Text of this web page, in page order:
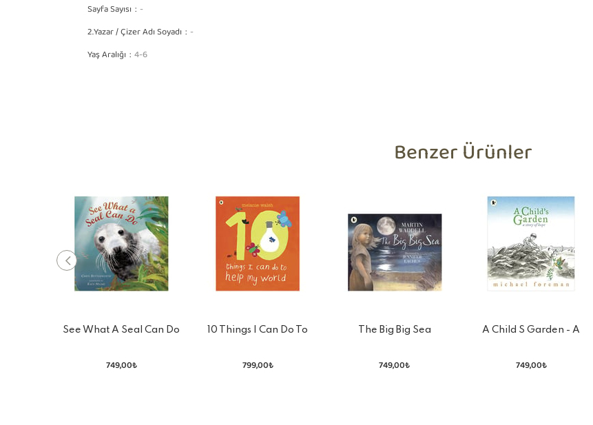
Sayfa Sayısı -
2.Yazar / Çizer Adı Soyadı -
Yaş Aralığı 4-6
Benzer Ürünler
See What A Seal Can Do
749,00₺
10 Things I Can Do To
799,00₺
The Big Big Sea
749,00₺
A Child S Garden - A
749,00₺